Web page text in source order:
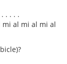
. . . .
al mi al mi al